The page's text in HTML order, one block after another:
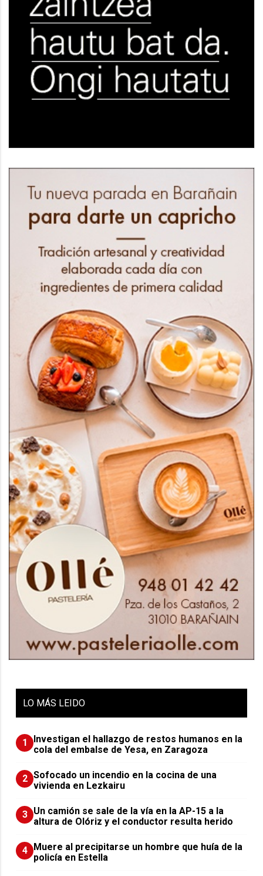
LO MÁS LEIDO
1
Investigan el hallazgo de restos humanos en la
cola del embalse de Yesa, en Zaragoza
2 Sofocado un incendio en la cocina de una
vivienda en Lezkairu
3 Un camión se sale de la vía en la AP-15 a la
altura de Olóriz y el conductor resulta herido
4 Muere al precipitarse un hombre que huía de la
policía en Estella